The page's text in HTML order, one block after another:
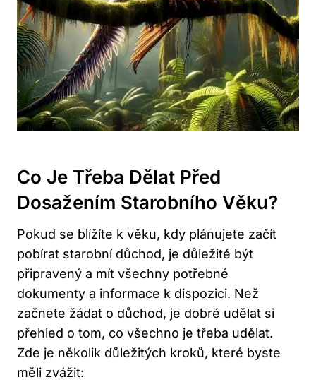
Co Je Třeba Dělat Před
Dosažením Starobního Věku?
Pokud se blížíte k věku, kdy plánujete začít
pobírat starobní důchod, je důležité být
připravený a mít všechny potřebné
dokumenty a informace k dispozici. Než
začnete žádat o důchod, je dobré udělat si
přehled o tom, co všechno je třeba udělat.
Zde je několik důležitých kroků, které byste
měli zvážit: